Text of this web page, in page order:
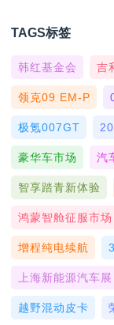
TAGS标签
韩红基金会 吉
领克09 EM-P
极氪007GT
豪华车市场 汽
智享踏青新体验
鸿蒙智舱征服市场
增程纯电续航
上海新能源汽车展
越野混动皮卡